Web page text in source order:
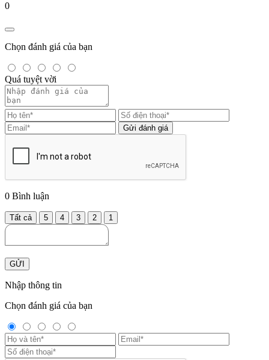
0
Chọn đánh giá của bạn
Quá tuyệt vời
Gửi đánh giá
0 Bình luận
Tất cả 5 4 3 2 1
GỬI
Nhập thông tin
Chọn đánh giá của bạn